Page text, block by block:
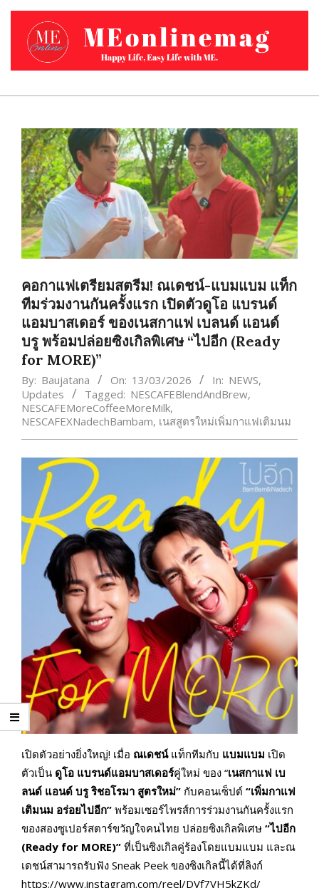
Skip
content
Primary
Menu
คอกาแฟเตรียมสตรีม! ณเดชน์-แบมแบม แท็ก
ทีมร่วมงานกันครั้งแรก เปิดตัวดูโอ แบรนด์
แอมบาสเดอร์ ของเนสกาแฟ เบลนด์ แอนด์
บรู พร้อมปล่อยซิงเกิลพิเศษ “ไปอีก (Ready
for MORE)”
By: Baujatana On: 13/03/2026 In: NEWS,
Updates
Tagged: NESCAFEBlendAndBrew,
NESCAFEMoreCoffeeMoreMilk,
NESCAFEXNadechBambam, เนสสูตรใหม่เพิ่มกาแฟเติมนม
เปิดตัวอย่างยิ่งใหญ่! เมื่อ ณเดชน์ แท็กทีมกับ แบมแบม เปิด
ตัวเป็น ดูโอ แบรนด์แอมบาสเดอร์คู่ใหม่ ของ “เนสกาแฟ เบ
ลนด์ แอนด์ บรู ริชอโรมา สูตรใหม่” กับคอนเซ็ปต์ “เพิ่มกาแฟ
เติมนม อร่อยไปอีก” พร้อมเซอร์ไพรส์การร่วมงานกันครั้งแรก
ของสองซูเปอร์สตาร์ขวัญใจคนไทย ปล่อยซิงเกิลพิเศษ “ไปอีก
(Ready for MORE)” ที่เป็นซิงเกิลคู่ร้องโดยแบมแบม และณ
เดชน์สามารถรับฟัง Sneak Peek ของซิงเกิลนี้ได้ที่ลิงก์
https://www.instagram.com/reel/DVf7VH5kZKd/